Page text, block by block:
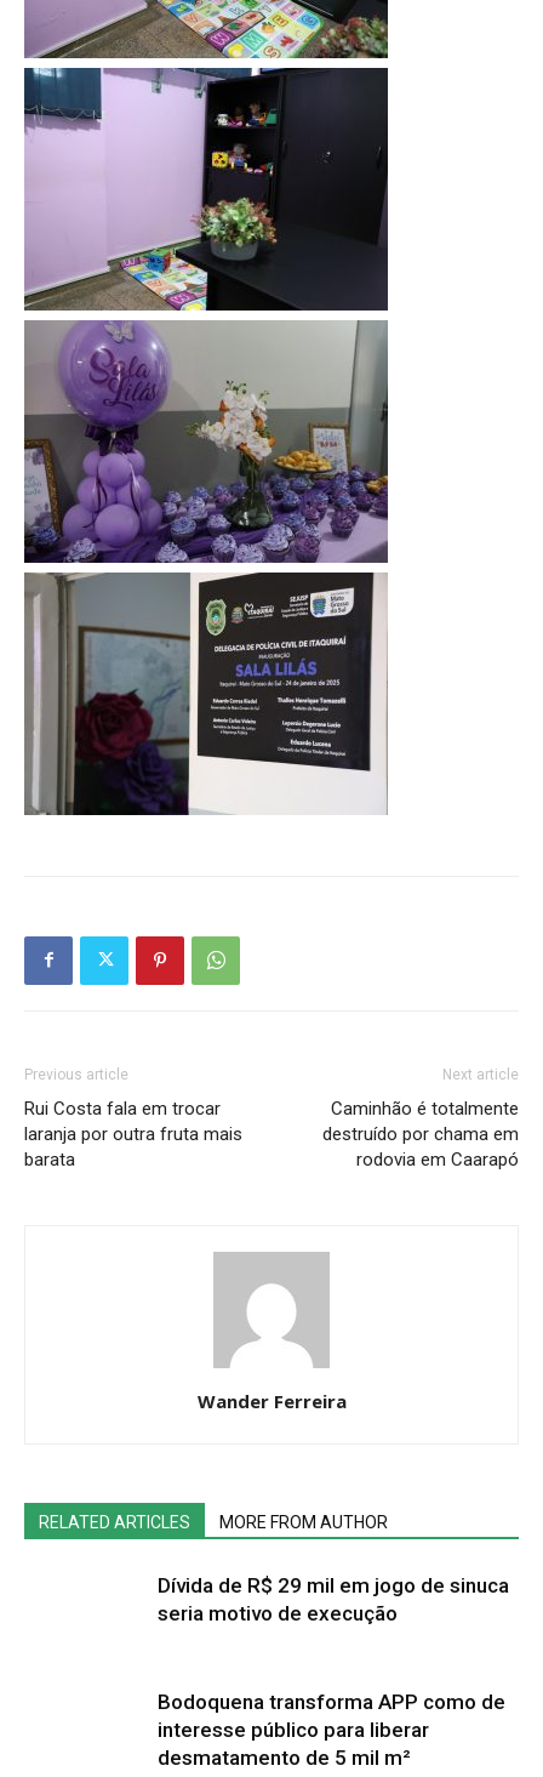
Previous article
Rui Costa fala em trocar
laranja por outra fruta mais
barata
Next article
Caminhão é totalmente
destruído por chama em
rodovia em Caarapó
Wander Ferreira
RELATED ARTICLES MORE FROM AUTHOR
Dívida de R$ 29 mil em jogo de sinuca
seria motivo de execução
Bodoquena transforma APP como de
interesse público para liberar
desmatamento de 5 mil m²